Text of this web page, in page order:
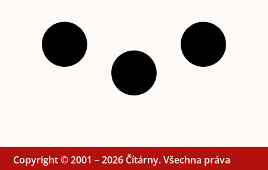
Copyright © 2001 – 2026 Čítárny. Všechna práva